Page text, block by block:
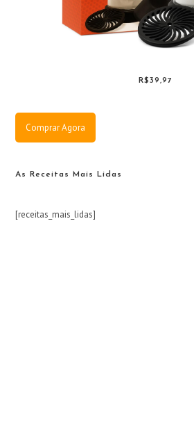
R$39,97
Comprar Agora
As Receitas Mais Lidas
[receitas_mais_lidas]